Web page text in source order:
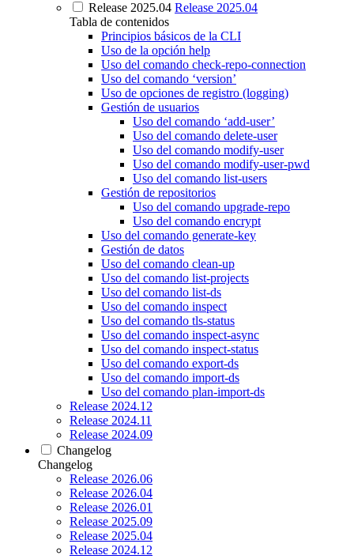
Release 2025.04 Release 2025.04
Tabla de contenidos
Principios básicos de la CLI
Uso de la opción help
Uso del comando check-repo-connection
Uso del comando ‘version’
Uso de opciones de registro (logging)
Gestión de usuarios
Uso del comando ‘add-user’
Uso del comando delete-user
Uso del comando modify-user
Uso del comando modify-user-pwd
Uso del comando list-users
Gestión de repositorios
Uso del comando upgrade-repo
Uso del comando encrypt
Uso del comando generate-key
Gestión de datos
Uso del comando clean-up
Uso del comando list-projects
Uso del comando list-ds
Uso del comando inspect
Uso del comando tls-status
Uso del comando inspect-async
Uso del comando inspect-status
Uso del comando export-ds
Uso del comando import-ds
Uso del comando plan-import-ds
Release 2024.12
Release 2024.11
Release 2024.09
Changelog
Changelog
Release 2026.06
Release 2026.04
Release 2026.01
Release 2025.09
Release 2025.04
Release 2024.12